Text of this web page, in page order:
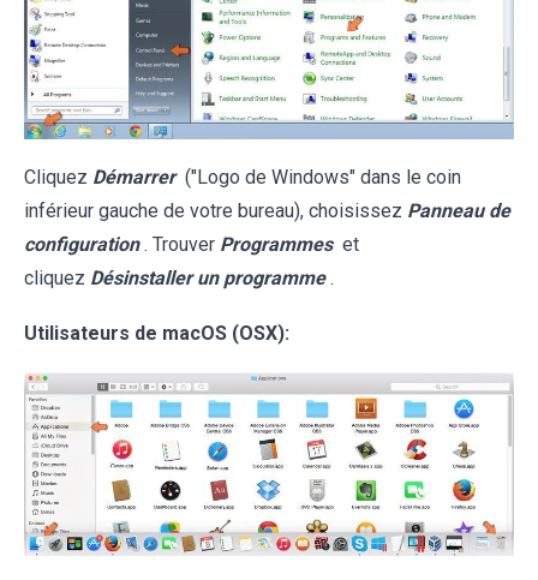
Cliquez Démarrer ("Logo de Windows" dans le coin
inférieur gauche de votre bureau), choisissez Panneau de
configuration . Trouver Programmes et
cliquez Désinstaller un programme .
Utilisateurs de macOS (OSX):